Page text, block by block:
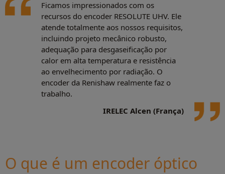
Ficamos impressionados com os
recursos do encoder RESOLUTE UHV. Ele
atende totalmente aos nossos requisitos,
incluindo projeto mecânico robusto,
adequação para desgaseificação por
calor em alta temperatura e resistência
ao envelhecimento por radiação. O
encoder da Renishaw realmente faz o
trabalho.
IRELEC Alcen (França)
O que é um encoder óptico